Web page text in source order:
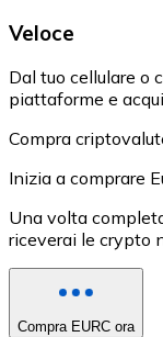
Veloce
Dal tuo cellulare o
piattaforme e
Compra
Inizia a comprare
Una volta
riceverai le crypto
Compra EURC ora